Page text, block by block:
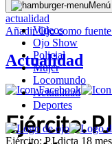
Menú
Videos
Ojo Show
Policial
Mujer
Locomundo
Actualidad
Deportes
Ejército: PJ dicta 18
actualidad
AñadirOjocomo
Actualidad
Ejército: